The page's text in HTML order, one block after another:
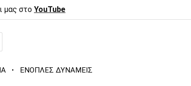
μας στο YouTube
· ΕΝΟΠΛΕΣ ΔΥΝΑΜΕΙΣ